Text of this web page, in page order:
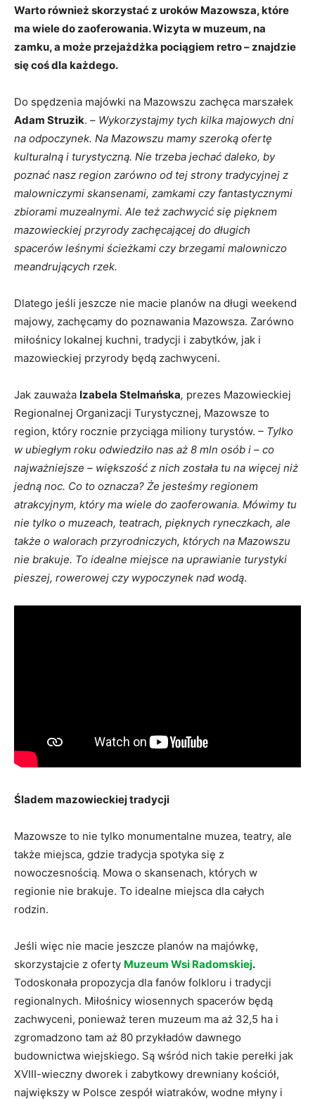
Warto również skorzystać z uroków Mazowsza, które
ma wiele do zaoferowania. Wizyta w muzeum, na
zamku, a może przejażdżka pociągiem retro – znajdzie
się coś dla każdego.
Do spędzenia majówki na Mazowszu zachęca marszałek
Adam Struzik. – Wykorzystajmy tych kilka majowych dni
na odpoczynek. Na Mazowszu mamy szeroką ofertę
kulturalną i turystyczną. Nie trzeba jechać daleko, by
poznać nasz region zarówno od tej strony tradycyjnej z
malowniczymi skansenami, zamkami czy fantastycznymi
zbiorami muzealnymi. Ale też zachwycić się pięknem
mazowieckiej przyrody zachęcającej do długich
spacerów leśnymi ścieżkami czy brzegami malowniczo
meandrujących rzek.
Dlatego jeśli jeszcze nie macie planów na długi weekend
majowy, zachęcamy do poznawania Mazowsza. Zarówno
miłośnicy lokalnej kuchni, tradycji i zabytków, jak i
mazowieckiej przyrody będą zachwyceni.
Jak zauważa Izabela Stelmańska, prezes Mazowieckiej
Regionalnej Organizacji Turystycznej, Mazowsze to
region, który rocznie przyciąga miliony turystów. – Tylko
w ubiegłym roku odwiedziło nas aż 8 mln osób i – co
najważniejsze – większość z nich została tu na więcej niż
jedną noc. Co to oznacza? Że jesteśmy regionem
atrakcyjnym, który ma wiele do zaoferowania. Mówimy tu
nie tylko o muzeach, teatrach, pięknych ryneczkach, ale
także o walorach przyrodniczych, których na Mazowszu
nie brakuje. To idealne miejsce na uprawianie turystyki
pieszej, rowerowej czy wypoczynek nad wodą.
Śladem mazowieckiej tradycji
Mazowsze to nie tylko monumentalne muzea, teatry, ale
także miejsca, gdzie tradycja spotyka się z
nowoczesnością. Mowa o skansenach, których w
regionie nie brakuje. To idealne miejsca dla całych
rodzin.
Jeśli więc nie macie jeszcze planów na majówkę,
skorzystajcie z oferty Muzeum Wsi Radomskiej.
Todoskonała propozycja dla fanów folkloru i tradycji
regionalnych. Miłośnicy wiosennych spacerów będą
zachwyceni, ponieważ teren muzeum ma aż 32,5 ha i
zgromadzono tam aż 80 przykładów dawnego
budownictwa wiejskiego. Są wśród nich takie perełki jak
XVIII-wieczny dworek i zabytkowy drewniany kościół,
największy w Polsce zespół wiatraków, wodne młyny i